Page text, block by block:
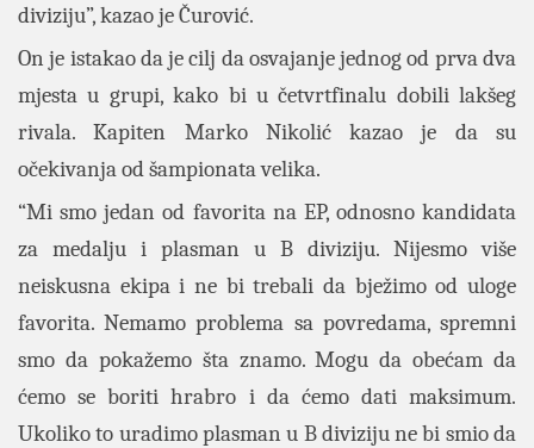
diviziju”, kazao je Čurović.
On je istakao da je cilj da osvajanje jednog od prva dva
mjesta u grupi, kako bi u četvrtfinalu dobili lakšeg
rivala. Kapiten Marko Nikolić kazao je da su
očekivanja od šampionata velika.
“Mi smo jedan od favorita na EP, odnosno kandidata
za medalju i plasman u B diviziju. Nijesmo više
neiskusna ekipa i ne bi trebali da bježimo od uloge
favorita. Nemamo problema sa povredama, spremni
smo da pokažemo šta znamo. Mogu da obećam da
ćemo se boriti hrabro i da ćemo dati maksimum.
Ukoliko to uradimo plasman u B diviziju ne bi smio da